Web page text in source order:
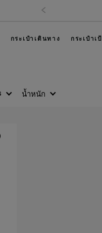
กระเป๋าเดินทาง กระเป๋าเป้
น้ำหนัก